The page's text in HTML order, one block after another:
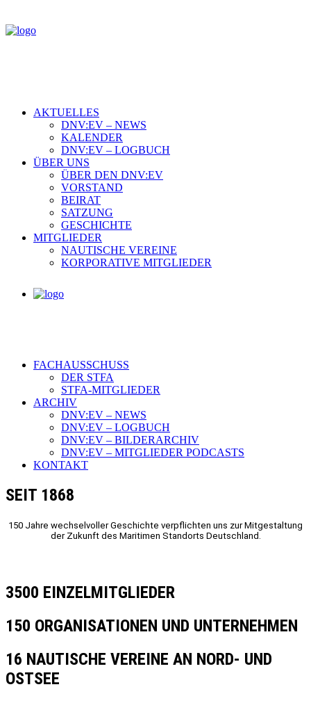
AKTUELLES
DNV:EV – NEWS
KALENDER
DNV:EV – LOGBUCH
ÜBER UNS
ÜBER DEN DNV:EV
VORSTAND
BEIRAT
SATZUNG
GESCHICHTE
MITGLIEDER
NAUTISCHE VEREINE
KORPORATIVE MITGLIEDER
FACHAUSSCHUSS
DER STFA
STFA-MITGLIEDER
ARCHIV
DNV:EV – NEWS
DNV:EV – LOGBUCH
DNV:EV – BILDERARCHIV
DNV:EV – MITGLIEDER PODCASTS
KONTAKT
SEIT 1868
150 Jahre wechselvoller Geschichte verpflichten uns zur Mitgestaltung
der Zukunft des Maritimen Standorts Deutschland.
3500 EINZELMITGLIEDER
150 ORGANISATIONEN UND UNTERNEHMEN
16 NAUTISCHE VEREINE AN NORD- UND
OSTSEE